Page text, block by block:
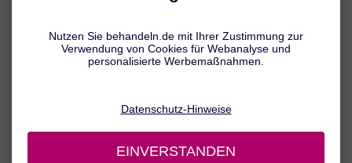
reduzieren. Wie die Behandlung von Diabetes im Detail aussieht, ist
unter anderem von der Diabetes-Form abhängig. So benötigen Typ-
1-Diabetiker grundsätzlich Insulin, während bei Typ-2-Diabetes
wieder in geordnete Bahnen zu lenken.